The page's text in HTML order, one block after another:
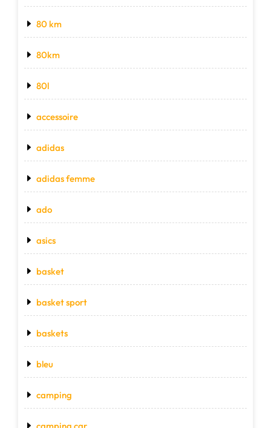
80 km
80km
80l
accessoire
adidas
adidas femme
ado
asics
basket
basket sport
baskets
bleu
camping